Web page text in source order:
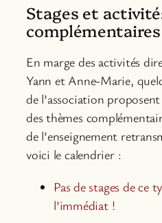
Stages et
complémentaires
En marge des activités
Yann et Anne-Marie,
de l’association
des thèmes
de l’enseignement
voici le calendrier :
Pas de stages de ce
l’immédiat !